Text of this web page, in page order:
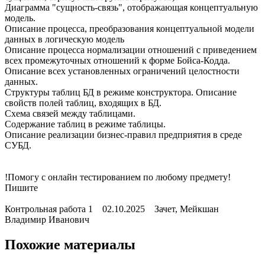
Диаграмма "сущность-связь", отображающая концептуальную
модель.
Описание процесса, преобразования концептуальной модели
данных в логическую модель
Описание процесса нормализации отношений с приведением
всех промежуточных отношений к форме Бойса-Кодда.
Описание всех установленных ограничений целостности
данных.
Структуры таблиц БД в режиме конструктора. Описание
свойств полей таблиц, входящих в БД.
Схема связей между таблицами.
Содержание таблиц в режиме таблицы.
Описание реализации бизнес-правил предприятия в среде
СУБД.
!Помогу с онлайн тестированием по любому предмету!
Пишите
Контрольная работа 1 02.10.2025 Зачет, Мейкшан
Владимир Иванович
Похожие материалы